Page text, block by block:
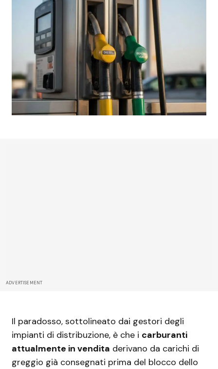
ADVERTISEMENT
Il paradosso, sottolineato dai gestori degli
impianti di distribuzione, è che i carburanti
attualmente in vendita derivano da carichi di
greggio già consegnati prima del blocco dello